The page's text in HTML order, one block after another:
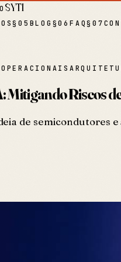
SYTI
§05 BLOG §06 FAQ§07
Mitigando Riscos
de semicondutores